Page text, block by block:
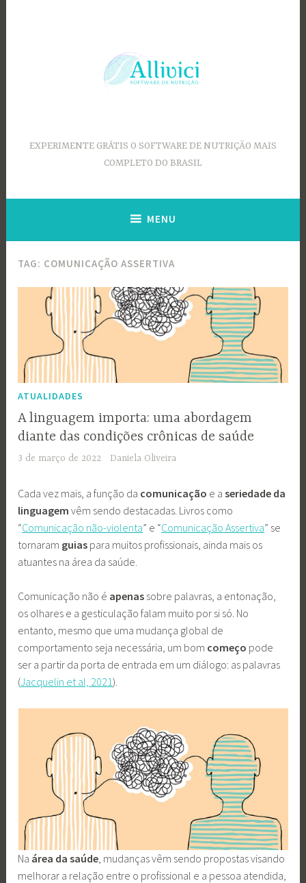
EXPERIMENTE GRÁTIS O SOFTWARE DE NUTRIÇÃO MAIS
COMPLETO DO BRASIL
MENU
TAG: COMUNICAÇÃO ASSERTIVA
ATUALIDADES
A linguagem importa: uma abordagem
diante das condições crônicas de saúde
3 de março de 2022 Daniela Oliveira
Cada vez mais, a função da comunicação e aseriedade da
linguagem vêm sendo destacadas. Livros como
“Comunicação não-violenta” e “Comunicação Assertiva” se
tornaram guias para muitos profissionais, ainda mais os
atuantes na área da saúde.
Comunicação não é apenas sobre palavras, a entonação,
os olhares e a gesticulação falam muito por si só. No
entanto, mesmo que uma mudança global de
comportamento seja necessária, um bom começo pode
ser a partir da porta de entrada em um diálogo: as palavras
(Jacquelin et al, 2021).
Na área da saúde, mudanças vêm sendo propostas visando
melhorar a relação entre o profissional e a pessoa atendida,